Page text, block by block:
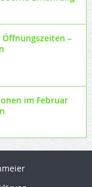
–
im Februar